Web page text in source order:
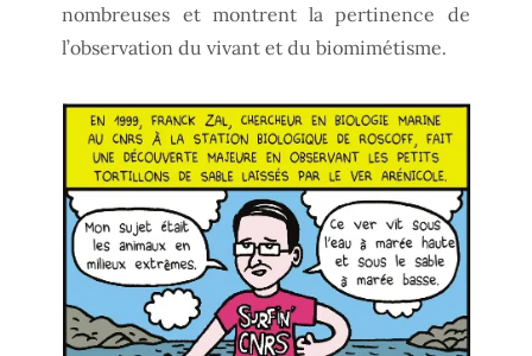
nombreuses et montrent la pertinence de
l’observation du vivant et du biomimétisme.